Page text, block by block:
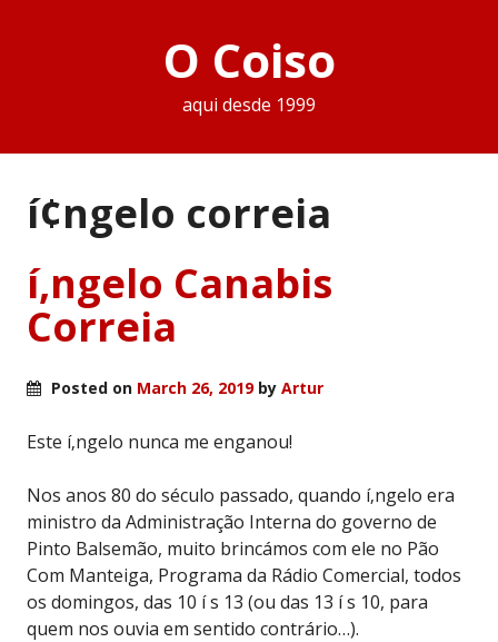
O Coiso
aqui desde 1999
í¢ngelo correia
í‚ngelo Canabis
Correia
Posted on March 26, 2019by Artur
Este í‚ngelo nunca me enganou!
Nos anos 80 do século passado, quando í‚ngelo era
ministro da Administração Interna do governo de
Pinto Balsemão, muito brincámos com ele no Pão
Com Manteiga, Programa da Rádio Comercial, todos
os domingos, das 10 í s 13 (ou das 13 í s 10, para
quem nos ouvia em sentido contrário…).